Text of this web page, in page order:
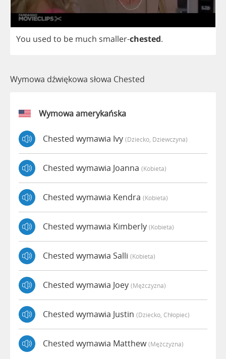
You used to be much smaller-chested.
Wymowa dźwiękowa słowa Chested
Wymowa amerykańska
Chested wymawia Ivy (dziecko, Dziewczyna)
Chested wymawia Joanna (kobieta)
Chested wymawia Kendra (kobieta)
Chested wymawia Kimberly (kobieta)
Chested wymawia Salli (kobieta)
Chested wymawia Joey (mężczyzna)
Chested wymawia Justin (dziecko, Chłopiec)
Chested wymawia Matthew(mężczyzna)